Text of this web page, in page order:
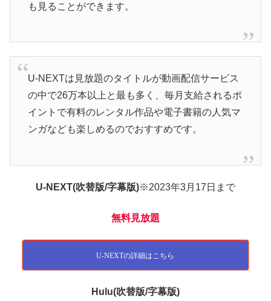
も見ることができます。
U-NEXTは見放題のタイトルが動画配信サービス
の中で26万本以上と最も多く、毎月支給されるポ
イントで有料のレンタル作品や電子書籍の人気マ
ンガなども楽しめるのでおすすめです。
U-NEXT(吹替版/字幕版)※2023年3月17日まで
無料見放題
U-NEXTの詳細はこちら
Hulu(吹替版/字幕版)